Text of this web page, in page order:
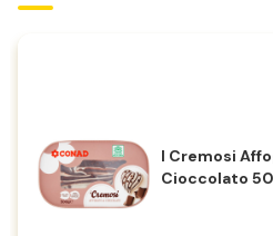
I Cremosi
Cioccolato